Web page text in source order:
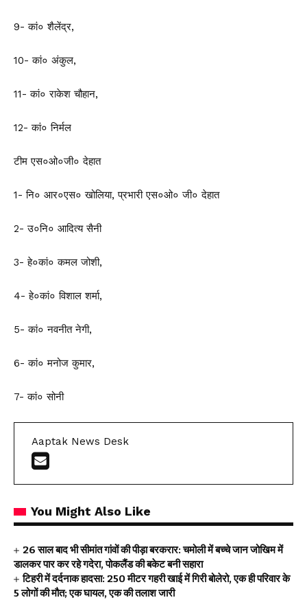
9- कां० शैलेंद्र,
10- कां० अंकुल,
11- कां० राकेश चौहान,
12- कां० निर्मल
टीम एस०ओ०जी० देहात
1- नि० आर०एस० खोलिया, प्रभारी एस०ओ० जी० देहात
2- उ०नि० आदित्य सैनी
3- हे०कां० कमल जोशी,
4- हे०कां० विशाल शर्मा,
5- कां० नवनीत नेगी,
6- कां० मनोज कुमार,
7- कां० सोनी
Aaptak News Desk
You Might Also Like
26 साल बाद भी सीमांत गांवों की पीड़ा बरकरार: चमोली में बच्चे जान जोखिम में
डालकर पार कर रहे गदेरा, पोकलैंड की बकेट बनी सहारा
टिहरी में दर्दनाक हादसा: 250 मीटर गहरी खाई में गिरी बोलेरो, एक ही परिवार के
5 लोगों की मौत; एक घायल, एक की तलाश जारी